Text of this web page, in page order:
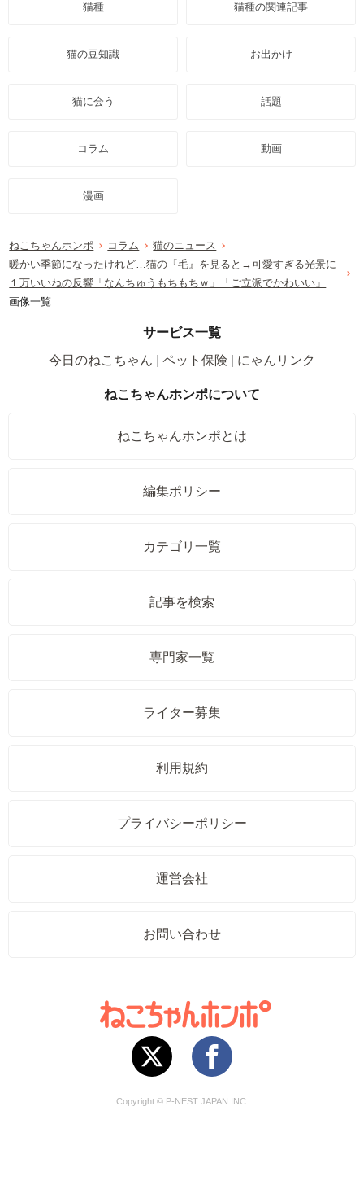
猫種 猫種の関連記事
猫の豆知識 お出かけ
猫に会う 話題
コラム 動画
漫画
ねこちゃんホンポ コラム
猫のニュース
暖かい季節になったけれど…猫の『毛』を見ると→可愛すぎる光景に
１万いいねの反響「なんちゅうもちもちｗ」「ご立派でかわいい」
画像一覧
サービス一覧
今日のねこちゃん
ペット保険 にゃんリンク
ねこちゃんホンポについて
ねこちゃんホンポとは
編集ポリシー
カテゴリ一覧
記事を検索
専門家一覧
ライター募集
利用規約
プライバシーポリシー
運営会社
お問い合わせ
Copyright © P-NEST JAPAN INC.